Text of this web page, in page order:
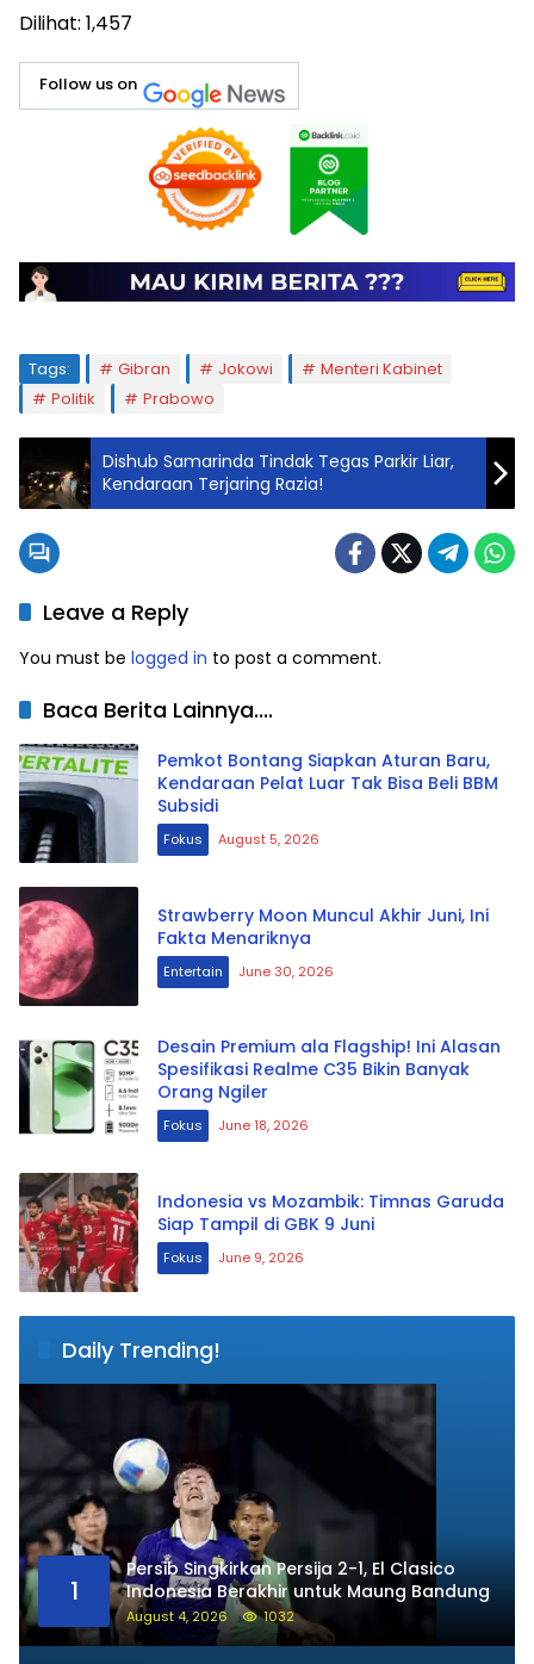
Dilihat: 1,457
Follow us on
Tags: Gibran Jokowi
Menteri Kabinet
Politik
Prabowo
Dishub Samarinda Tindak Tegas Parkir Liar,
Kendaraan Terjaring Razia!
Leave a Reply
You must be logged in to post a comment.
Baca Berita Lainnya....
Pemkot Bontang Siapkan Aturan Baru,
Kendaraan Pelat Luar Tak Bisa Beli BBM
Subsidi
Fokus August 5, 2026
Strawberry Moon Muncul Akhir Juni, Ini
Fakta Menariknya
Entertain June 30, 2026
Desain Premium ala Flagship! Ini Alasan
Spesifikasi Realme C35 Bikin Banyak
Orang Ngiler
Fokus June 18, 2026
Indonesia vs Mozambik: Timnas Garuda
Siap Tampil di GBK 9 Juni
Fokus June 9, 2026
Daily Trending!
1
Persib Singkirkan Persija 2-1, El Clasico
Indonesia Berakhir untuk Maung Bandung
August 4, 2026 1032